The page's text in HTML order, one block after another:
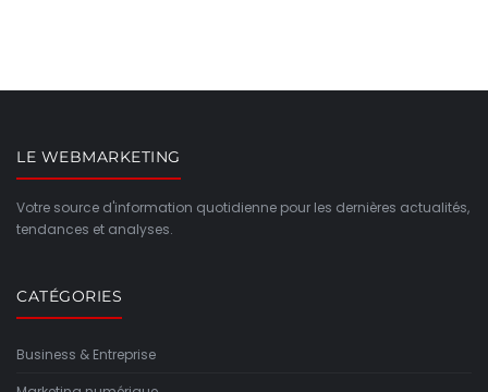
LE WEBMARKETING
Votre source d'information quotidienne pour les dernières actualités,
tendances et analyses.
CATÉGORIES
Business & Entreprise